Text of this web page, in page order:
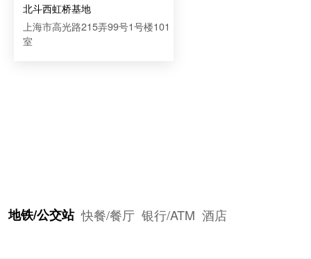
地铁/公交站 快餐/餐厅 银行/ATM 酒店
北斗西虹桥基地
上海市高光路215弄99号1号楼101
室